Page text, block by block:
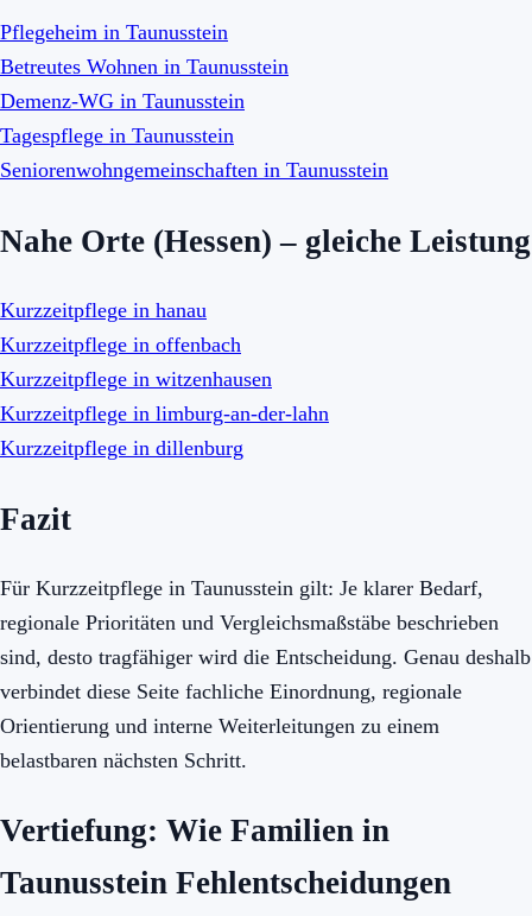
Pflegeheim in Taunusstein
Betreutes Wohnen in Taunusstein
Demenz-WG in Taunusstein
Tagespflege in Taunusstein
Seniorenwohngemeinschaften in Taunusstein
Nahe Orte (Hessen) – gleiche Leistung
Kurzzeitpflege in hanau
Kurzzeitpflege in offenbach
Kurzzeitpflege in witzenhausen
Kurzzeitpflege in limburg-an-der-lahn
Kurzzeitpflege in dillenburg
Fazit
Für Kurzzeitpflege in Taunusstein gilt: Je klarer Bedarf,
regionale Prioritäten und Vergleichsmaßstäbe beschrieben
sind, desto tragfähiger wird die Entscheidung. Genau deshalb
verbindet diese Seite fachliche Einordnung, regionale
Orientierung und interne Weiterleitungen zu einem
belastbaren nächsten Schritt.
Vertiefung: Wie Familien in
Taunusstein Fehlentscheidungen